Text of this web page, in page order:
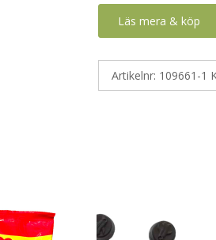
Läs mera & köp
Artikelnr: 109661-1